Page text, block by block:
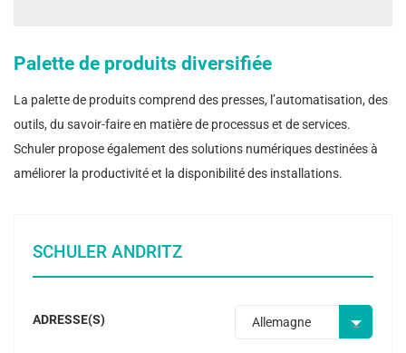
Palette de produits diversifiée
La palette de produits comprend des presses, l’automatisation, des
outils, du savoir-faire en matière de processus et de services.
Schuler propose également des solutions numériques destinées à
améliorer la productivité et la disponibilité des installations.
SCHULER ANDRITZ
ADRESSE(S) Allemagne